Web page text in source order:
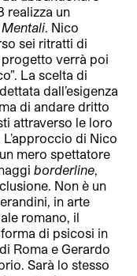
realizza un
. Nico
sei ritratti di
verrà poi
La scelta di
dall’esigenza
di andare dritto
attraverso le loro
di Nico
mero spettatore
borderline,
Non è un
in arte
romano, il
di psicosi in
Roma e Gerardo
Sarà lo stesso